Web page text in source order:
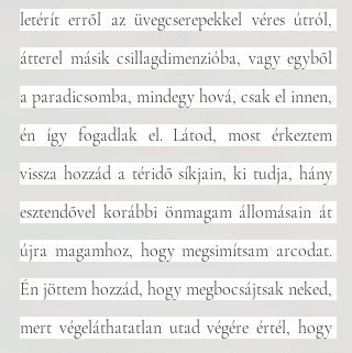
letérít erről az üvegcserepekkel véres útról,
átterel másik csillagdimenzióba, vagy egyből
a paradicsomba, mindegy hová, csak el innen,
én így fogadlak el. Látod, most érkeztem
vissza hozzád a téridő síkjain, ki tudja, hány
esztendővel korábbi önmagam állomásain át
újra magamhoz, hogy megsimítsam arcodat.
Én jöttem hozzád, hogy megbocsájtsak neked,
mert végeláthatatlan utad végére értél, hogy